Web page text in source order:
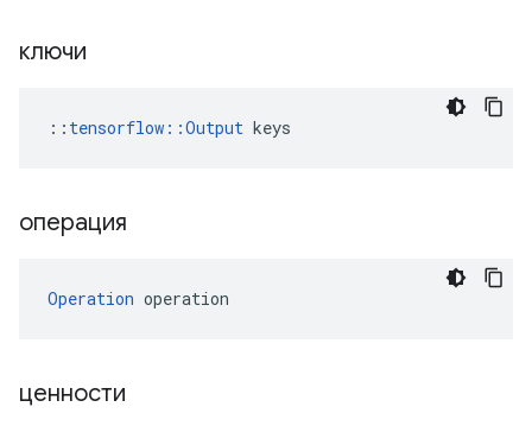
ключи
:: tensorflow::Output keys
операция
Operation operation
ценности